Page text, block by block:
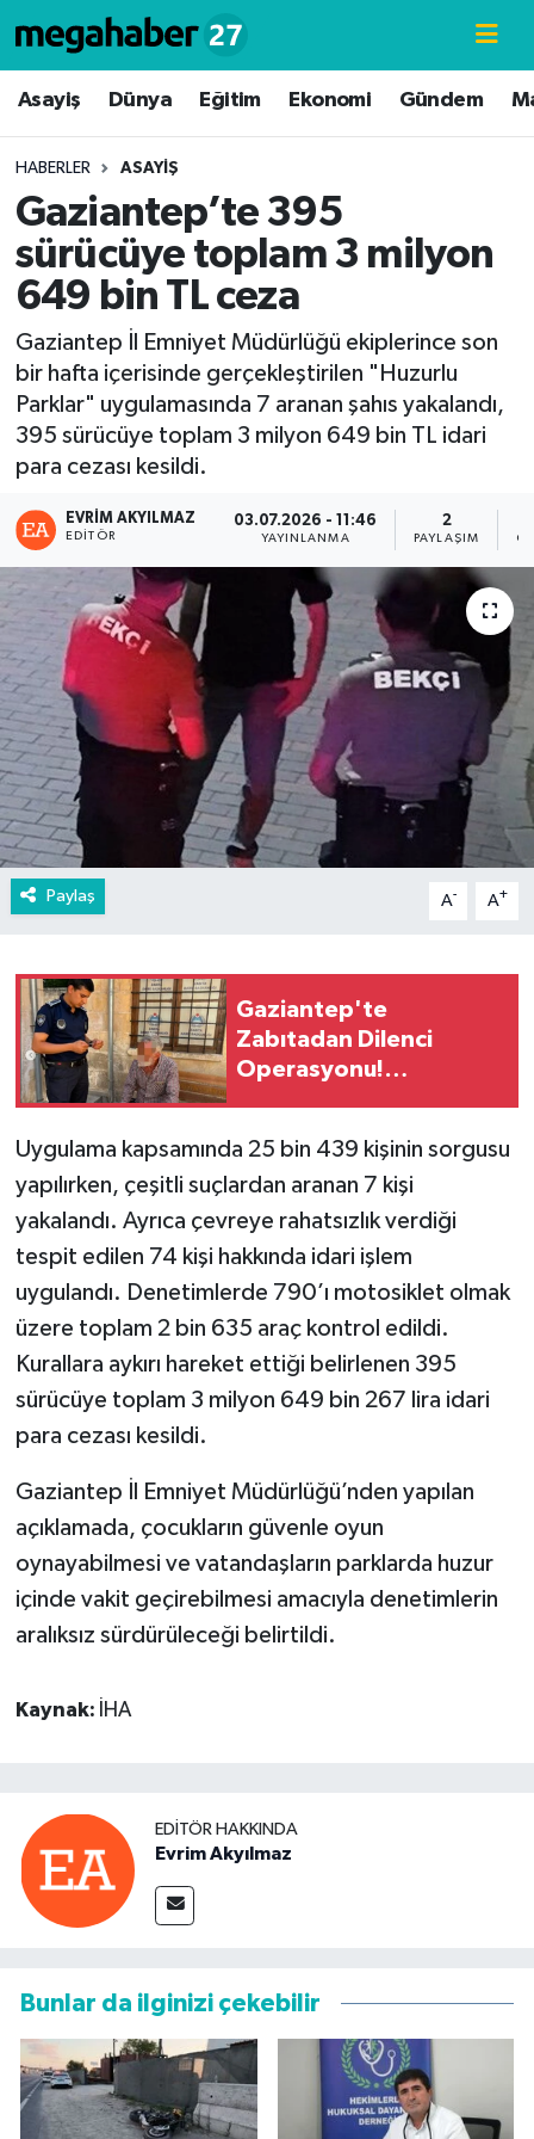
Asayiş Dünya Eğitim Ekonomi Gündem
HABERLER ASAYIŞ
Gaziantep’te 395
sürücüye toplam 3 milyon
649 bin TL ceza
Gaziantep İl Emniyet Müdürlüğü ekiplerince son
bir hafta içerisinde gerçekleştirilen "Huzurlu
Parklar" uygulamasında 7 aranan şahıs yakalandı,
395 sürücüye toplam 3 milyon 649 bin TL idari
para cezası kesildi.
EVRIM AKYILMAZ
EDITÖR
03.07.2026 - 11:46
YAYINLANMA
2
PAYLAŞIM
Paylaş A- A+
Gaziantep'te
Zabıtadan Dilenci
Operasyonu!
Uygulama kapsamında 25 bin 439 kişinin sorgusu
yapılırken, çeşitli suçlardan aranan 7 kişi
yakalandı. Ayrıca çevreye rahatsızlık verdiği
tespit edilen 74 kişi hakkında idari işlem
uygulandı. Denetimlerde 790’ı motosiklet olmak
üzere toplam 2 bin 635 araç kontrol edildi.
Kurallara aykırı hareket ettiği belirlenen 395
sürücüye toplam 3 milyon 649 bin 267 lira idari
para cezası kesildi.
Gaziantep İl Emniyet Müdürlüğü’nden yapılan
açıklamada, çocukların güvenle oyun
oynayabilmesi ve vatandaşların parklarda huzur
içinde vakit geçirebilmesi amacıyla denetimlerin
aralıksız sürdürüleceği belirtildi.
Kaynak: İHA
EDITÖR HAKKINDA
Evrim Akyılmaz
Bunlar da ilginizi çekebilir
Hava Durumu
Süper Lig Puan Durumu ve Fikstür
Tüm Manşetler
Son Dakika Haberleri
Haber Arşivi